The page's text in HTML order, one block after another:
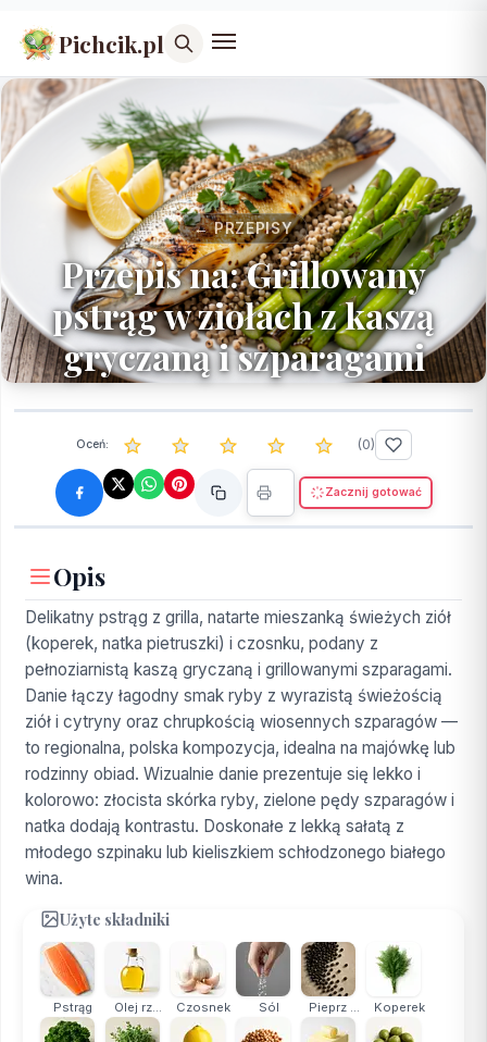
Pichcik.pl
← PRZEPISY
Przepis na: Grillowany
pstrąg w ziołach z kaszą
gryczaną i szparagami
Oceń: (0)
Zacznij gotować
Opis
Delikatny pstrąg z grilla, natarte mieszanką świeżych ziół
(koperek, natka pietruszki) i czosnku, podany z
pełnoziarnistą kaszą gryczaną i grillowanymi szparagami.
Danie łączy łagodny smak ryby z wyrazistą świeżością
ziół i cytryny oraz chrupkością wiosennych szparagów —
to regionalna, polska kompozycja, idealna na majówkę lub
rodzinny obiad. Wizualnie danie prezentuje się lekko i
kolorowo: złocista skórka ryby, zielone pędy szparagów i
natka dodają kontrastu. Doskonałe z lekką sałatą z
młodego szpinaku lub kieliszkiem schłodzonego białego
wina.
Użyte składniki
Pstrąg Olej rz... Czosnek Sól Pieprz ... Koperek